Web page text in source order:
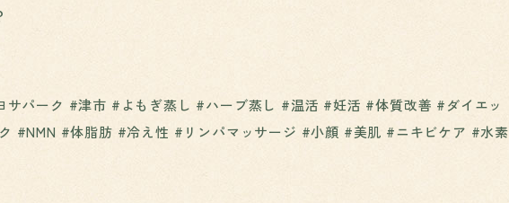
サパーク #津市 #よもぎ蒸し #ハーブ蒸し #温活 #妊活 #体質改善 #ダイエッ
#NMN #体脂肪 #冷え性 #リンパマッサージ #小顔 #美肌 #ニキビケア #水素